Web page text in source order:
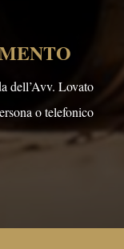
dell’Avv. Lovato
o telefonico